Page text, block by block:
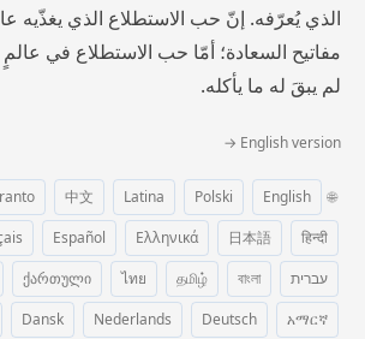
الذي يُعرّفه. إنّ حب الاستطلاع الذي يغذّيه
مفاتيح السعادة؛ أمّا حب الاستطلاع في
لم يبقَ له ما يأكله.
English version →
🌐
English
Polski
Latina
中文
हिन्दी
日本語
Ελληνικά
Español
עברית
বাংলা
தமிழ்
ไทย
ქართული
አማርኛ
Deutsch
Nederlands
Dansk